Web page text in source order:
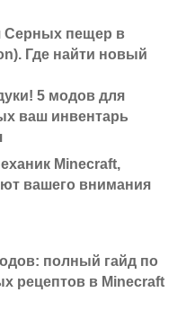
Серных пещер в
Где найти новый
5 модов для
ваш инвентарь
Minecraft,
вашего внимания
полный гайд по
рецептов в Minecraft